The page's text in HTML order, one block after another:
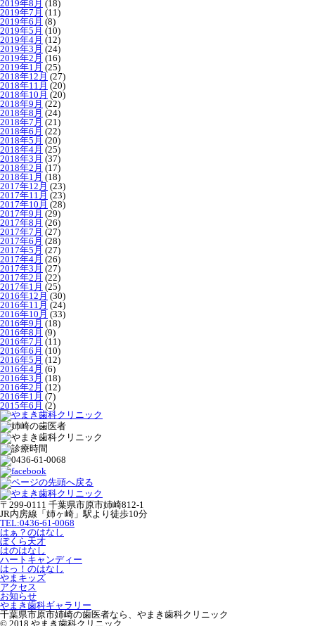
2019年8月 (18)
2019年7月 (11)
2019年6月 (8)
2019年5月 (10)
2019年4月 (12)
2019年3月 (24)
2019年2月 (16)
2019年1月 (25)
2018年12月 (27)
2018年11月 (20)
2018年10月 (20)
2018年9月 (22)
2018年8月 (24)
2018年7月 (21)
2018年6月 (22)
2018年5月 (20)
2018年4月 (25)
2018年3月 (37)
2018年2月 (17)
2018年1月 (18)
2017年12月 (23)
2017年11月 (23)
2017年10月 (28)
2017年9月 (29)
2017年8月 (26)
2017年7月 (27)
2017年6月 (28)
2017年5月 (27)
2017年4月 (26)
2017年3月 (27)
2017年2月 (22)
2017年1月 (25)
2016年12月 (30)
2016年11月 (24)
2016年10月 (33)
2016年9月 (18)
2016年8月 (9)
2016年7月 (11)
2016年6月 (10)
2016年5月 (12)
2016年4月 (6)
2016年3月 (18)
2016年2月 (12)
2016年1月 (7)
2015年6月 (2)
〒299-0111 千葉県市原市姉崎812-1
JR内房線「姉ヶ崎」駅より徒歩10分
TEL:0436-61-0068
はぁ？のはなし
ぼくら天才
はのはなし
ハートキャンディー
はっ！のはなし
やまキッズ
アクセス
お知らせ
やまき歯科ギャラリー
千葉県市原市姉崎の歯医者なら、やまき歯科クリニック
© 2018 やまき歯科クリニック.